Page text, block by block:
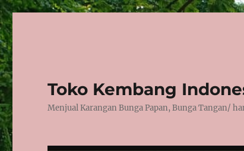
Toko Kembang
Menjual Karangan Bunga Papan, Bunga Tangan/